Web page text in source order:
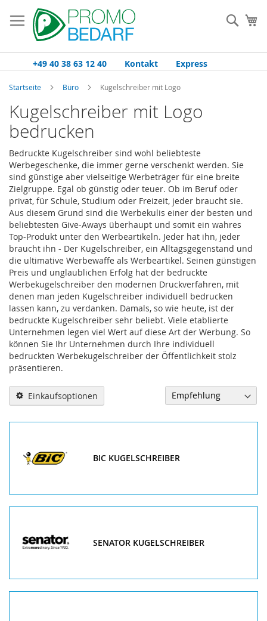
Inhalt
springen
+49 40 38 63 12 40 Kontakt Express
Startseite Büro Kugelschreiber mit Logo
Kugelschreiber mit Logo
bedrucken
Bedruckte Kugelschreiber sind wohl beliebteste
Werbegeschenke, die immer gerne verschenkt werden. Sie
sind günstige aber vielseitige Werbeträger für eine breite
Zielgruppe. Egal ob günstig oder teuer. Ob im Beruf oder
privat, für Schule, Studium oder Freizeit, jeder braucht sie.
Aus diesem Grund sind die Werbekulis einer der besten und
beliebtesten Give-Aways überhaupt und somit ein wahres
Top-Produkt unter den Werbeartikeln. Jeder hat ihn, jeder
braucht ihn - Der Kugelschreiber, ein Alltagsgegenstand und
die ultimative Werbewaffe als Werbeartikel. Seinen günstigen
Preis und unglaublichen Erfolg hat der bedruckte
Werbekugelschreiber den modernen Druckverfahren, mit
denen man jeden Kugelschreiber individuell bedrucken
lassen kann, zu verdanken. Damals, so wie heute, ist der
bedruckte Kugelschreiber sehr beliebt. Viele etablierte
Unternehmen legen viel Wert auf diese Art der Werbung. So
können Sie Ihr Unternehmen durch Ihre individuell
bedruckten Werbekugelschreiber der Öffentlichkeit stolz
präsentieren.
BIC KUGELSCHREIBER
SENATOR KUGELSCHREIBER
Einkaufsoptionen